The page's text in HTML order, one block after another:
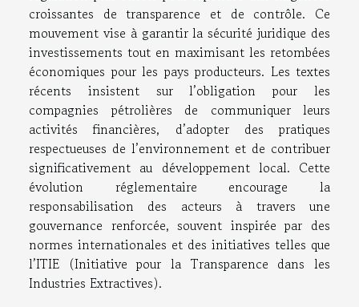
croissantes de transparence et de contrôle. Ce
mouvement vise à garantir la sécurité juridique des
investissements tout en maximisant les retombées
économiques pour les pays producteurs. Les textes
récents insistent sur l’obligation pour les
compagnies pétrolières de communiquer leurs
activités financières, d’adopter des pratiques
respectueuses de l’environnement et de contribuer
significativement au développement local. Cette
évolution réglementaire encourage la
responsabilisation des acteurs à travers une
gouvernance renforcée, souvent inspirée par des
normes internationales et des initiatives telles que
l’ITIE (Initiative pour la Transparence dans les
Industries Extractives).